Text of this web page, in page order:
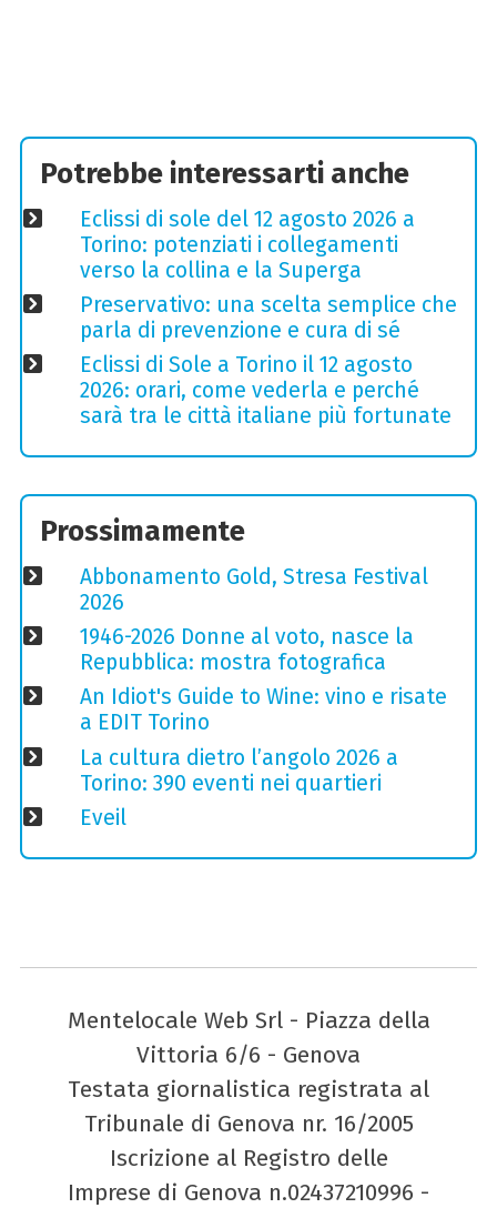
Potrebbe interessarti anche
Eclissi di sole del 12 agosto 2026 a
Torino: potenziati i collegamenti
verso la collina e la Superga
Preservativo: una scelta semplice che
parla di prevenzione e cura di sé
Eclissi di Sole a Torino il 12 agosto
2026: orari, come vederla e perché
sarà tra le città italiane più fortunate
Prossimamente
Abbonamento Gold, Stresa Festival
2026
1946-2026 Donne al voto, nasce la
Repubblica: mostra fotografica
An Idiot's Guide to Wine: vino e risate
a EDIT Torino
La cultura dietro l’angolo 2026 a
Torino: 390 eventi nei quartieri
Eveil
Mentelocale Web Srl - Piazza della
Vittoria 6/6 - Genova
Testata giornalistica registrata al
Tribunale di Genova nr. 16/2005
Iscrizione al Registro delle
Imprese di Genova n.02437210996 -